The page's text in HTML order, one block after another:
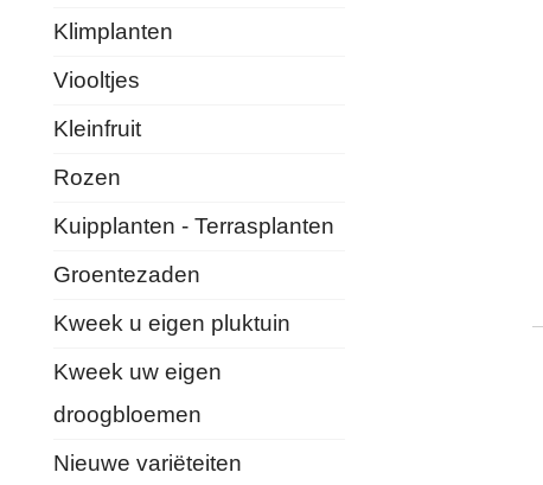
Klimplanten
Viooltjes
Kleinfruit
Rozen
Kuipplanten - Terrasplanten
Groentezaden
Kweek u eigen pluktuin
Kweek uw eigen
droogbloemen
Nieuwe variëteiten